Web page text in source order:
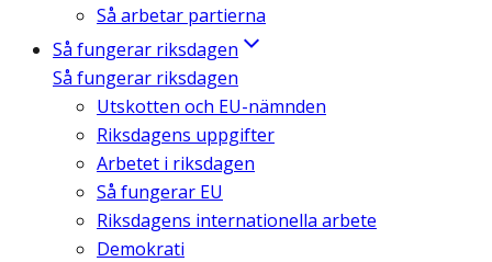
Så arbetar partierna
Så fungerar riksdagen
Så fungerar riksdagen
Utskotten och EU-nämnden
Riksdagens uppgifter
Arbetet i riksdagen
Så fungerar EU
Riksdagens internationella arbete
Demokrati